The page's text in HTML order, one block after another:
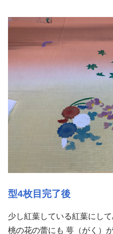
型4枚目完了後
少し紅葉している紅葉にして
桃の花の蕾にも 萼（がく）